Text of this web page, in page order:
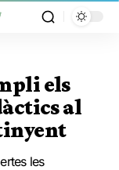
els
al
les